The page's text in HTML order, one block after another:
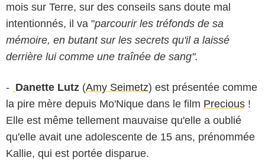
mois sur Terre, sur des conseils sans doute mal
intentionnés, il va "parcourir les tréfonds de sa
mémoire, en butant sur les secrets qu'il a laissé
derrière lui comme une traînée de sang".
- Danette Lutz (Amy Seimetz) est présentée comme
la pire mère depuis Mo'Nique dans le film Precious !
Elle est même tellement mauvaise qu'elle a oublié
qu'elle avait une adolescente de 15 ans, prénommée
Kallie, qui est portée disparue.